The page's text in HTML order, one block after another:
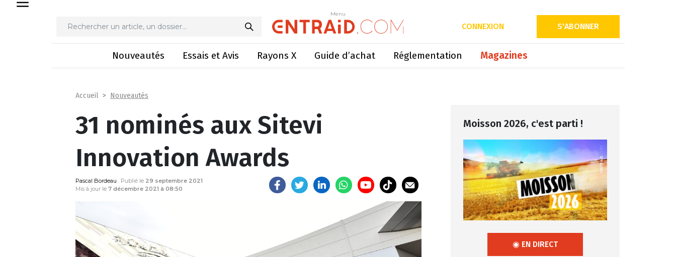
Menu
CONNEXION S'ABONNER
Nouveautés Essais et Avis Rayons X Guide d’achat Réglementation Magazines
Menu
31 nominés aux Sitevi Innovation Awards
Accueil Nouveautés
31 nominés aux Sitevi
Innovation Awards
Pascal Bordeau Publié le 29 septembre 2021
Mis à jour le 7 décembre 2021 à 08:50
Moisson 2026, c'est parti !
◉ EN DIRECT